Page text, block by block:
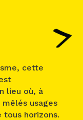
cette
lieu où, à
mêlés usages
tous horizons.